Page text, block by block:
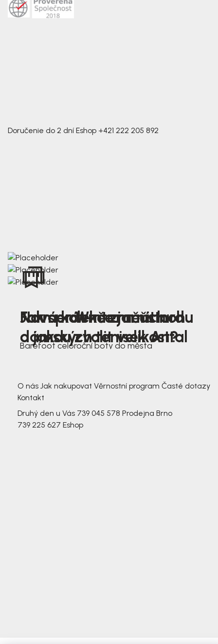
Doručenie do 2 dní Eshop +421 222 205 892
Nová kolekce jarních
dámských tenisek Antal
Jak správně změřit nohu
a jakou zvolit velikost?
Farmer Winter mustard
Barefoot celoroční boty do města
O nás Jak nakupovat Věrnostní program Časté dotazy
Kontakt
Druhý den u Vás 739 045 578 Prodejna Brno
739 225 627 Eshop